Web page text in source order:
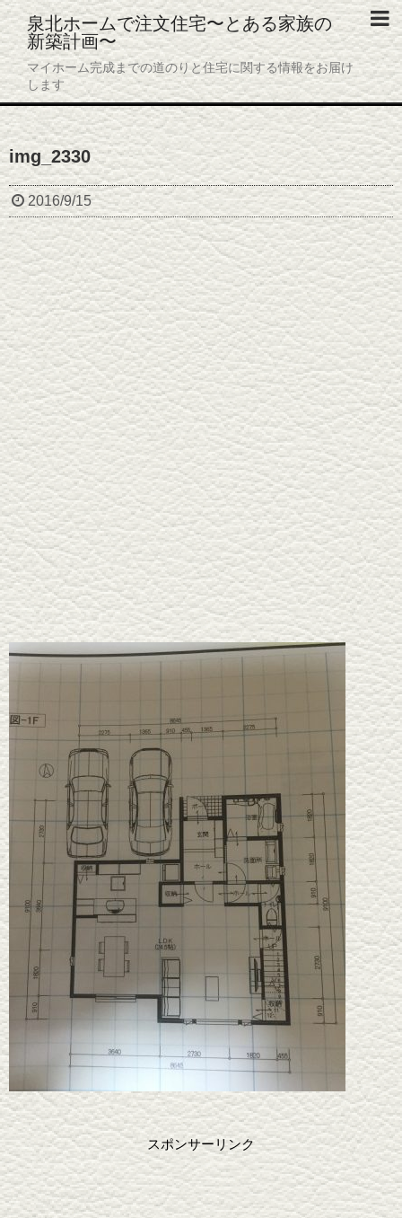
泉北ホームで注文住宅〜とある家族の
新築計画〜
マイホーム完成までの道のりと住宅に関する情報をお届け
します
img_2330
2016/9/15
スポンサーリンク
ホーム
プロフィール
プライバシーポリシー
お問い合わせ